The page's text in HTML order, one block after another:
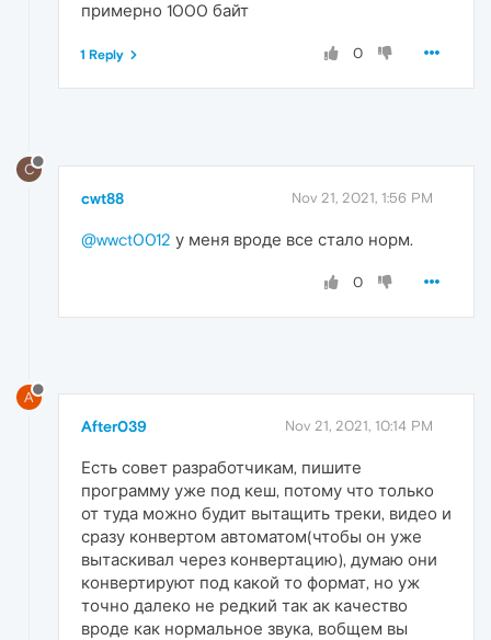
примерно 1000 байт
0
1 Reply
C
cwt88 Nov 21, 2021, 1:56 PM
@wwct0012 у меня вроде все стало норм.
0
A
After039 Nov 21, 2021, 10:14 PM
Есть совет разработчикам, пишите
программу уже под кеш, потому что только
от туда можно будит вытащить треки, видео и
сразу конвертом автоматом(чтобы он уже
вытаскивал через конвертацию), думаю они
конвертируют под какой то формат, но уж
точно далеко не редкий так ак качество
вроде как нормальное звука, вобщем вы